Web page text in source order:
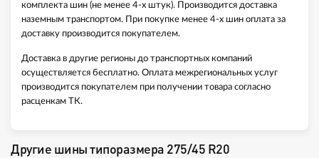
комплекта шин (не менее 4-х штук). Производится доставка
наземным транспортом. При покупке менее 4-х шин оплата за
доставку производится покупателем.
Доставка в другие регионы до транспортных компаний
осуществляется бесплатно. Оплата межрегиональных услуг
производится покупателем при получении товара согласно
расценкам ТК.
Другие шины типоразмера 275/45 R20